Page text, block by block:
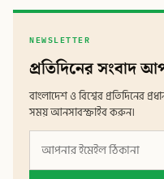
NEWSLETTER
প্রতিদিনের সংবাদ
বাংলাদেশ ও বিশ্বের প্রতিদিনের
সময় আনসাবস্ক্রাইব করুন।